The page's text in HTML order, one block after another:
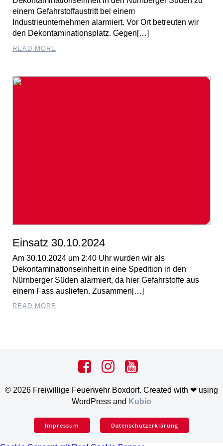
einem Gefahrstoffaustritt bei einem
Industrieunternehmen alarmiert. Vor Ort betreuten wir
den Dekontaminationsplatz. Gegen[…]
READ MORE
Einsatz 30.10.2024
Am 30.10.2024 um 2:40 Uhr wurden wir als
Dekontaminationseinheit in eine Spedition in den
Nürnberger Süden alarmiert, da hier Gefahrstoffe aus
einem Fass ausliefen. Zusammen[…]
READ MORE
© 2026 Freiwillige Feuerwehr Boxdorf. Created with ❤ using
WordPress and Kubio
Impressum Datenschutzerklärung